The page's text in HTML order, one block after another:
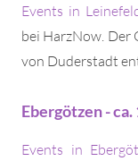
Events in
bei HarzNow. Der
von Duderstadt
Ebergötzen -
Events in